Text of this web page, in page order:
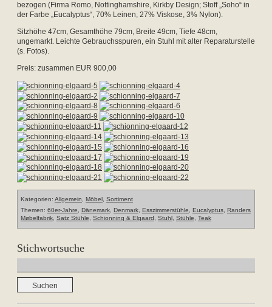
bezogen (Firma Romo, Nottinghamshire, Kirkby Design; Stoff „Soho“ in
der Farbe „Eucalyptus“, 70% Leinen, 27% Viskose, 3% Nylon).
Sitzhöhe 47cm, Gesamthöhe 79cm, Breite 49cm, Tiefe 48cm,
ungemarkt. Leichte Gebrauchsspuren, ein Stuhl mit alter Reparaturstelle
(s. Fotos).
Preis: zusammen EUR 900,00
Kategorien: Allgemein Möbel, Sortiment
Themen: 60er-Jahre Dänemark, Denmark, Esszimmerstühle Eucalyptus, Randers
Møbelfabrik, Satz Stühle Schionning & Elgaard Stuhl, Stühle Teak
Stichwortsuche
nach: